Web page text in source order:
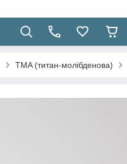
TMA (титан-молібденова)